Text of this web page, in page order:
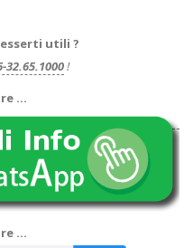
utili ?
32.65.1000!
…
…